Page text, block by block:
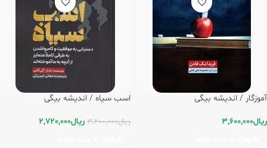
آموزگار / اندیشه بیگی
ریال3,600,000
اسب سیاه / اندیشه بیگی
ریال3,200,000 ریال2,720,000